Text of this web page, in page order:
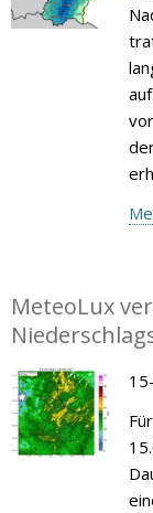
MeteoLux